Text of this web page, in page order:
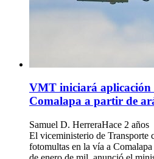
VMT iniciará aplicación
Comalapa a partir de
Samuel D. HerreraHace 2 años
El viceministerio de Transporte
fotomultas en la vía a